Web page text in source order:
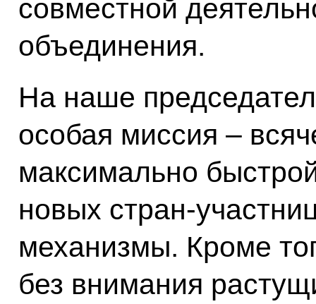
совместной
объединения.
На наше
особая миссия –
максимально
новых стран-
механизмы. Кроме
без внимания